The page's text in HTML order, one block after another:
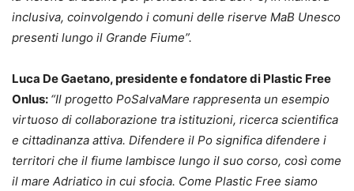
inclusiva, coinvolgendo i comuni delle riserve MaB Unesco
presenti lungo il Grande Fiume”.
Luca De Gaetano, presidente e fondatore di Plastic Free
Onlus: “Il progetto PoSalvaMare rappresenta un esempio
virtuoso di collaborazione tra istituzioni, ricerca scientifica
e cittadinanza attiva. Difendere il Po significa difendere i
territori che il fiume lambisce lungo il suo corso, così come
il mare Adriatico in cui sfocia. Come Plastic Free siamo